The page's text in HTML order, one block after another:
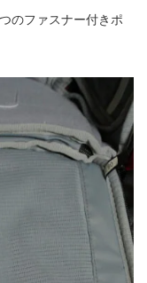
のファスナー付きポ